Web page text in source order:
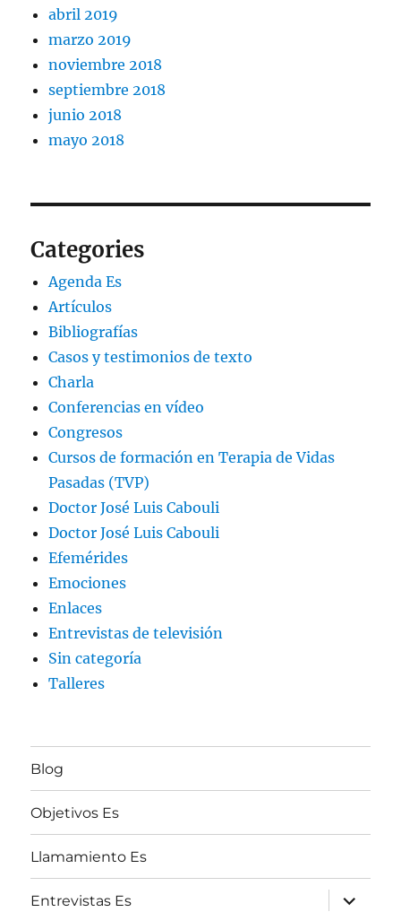
abril 2019
marzo 2019
noviembre 2018
septiembre 2018
junio 2018
mayo 2018
Categories
Agenda Es
Artículos
Bibliografías
Casos y testimonios de texto
Charla
Conferencias en vídeo
Congresos
Cursos de formación en Terapia de Vidas
Pasadas (TVP)
Doctor José Luis Cabouli
Doctor José Luis Cabouli
Efemérides
Emociones
Enlaces
Entrevistas de televisión
Sin categoría
Talleres
Blog
Objetivos Es
Llamamiento Es
Entrevistas Es
expande